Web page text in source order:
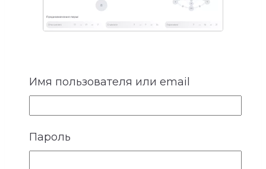
У каждого человека существует
собственное представление о любви,
заботе и роли партнера. Кто-то
особенно нуждается в надежности и
Имя пользователя или email
Пароль